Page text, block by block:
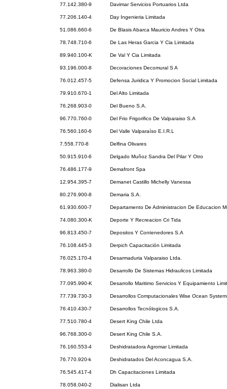
77.142.380-9 Davimar Servicios Portuarios Ltda
77.206.140-4 Day Ingenieria Limitada
51.086.660-6 De Blasis Abarca Mauricio Andres Y Otra
78.748.710-6 De Las Heras Garcia Y Cia Limitada
89.940.100-K De Val Y Cia Limitada
93.196.000-8 Decoraciones Decomural S A
76.012.457-5 Defensa Juridica Y Promocion Social Limitada
79.910.670-1 Del Alto Limitada
76.268.903-0 Del Bueno S.A.
96.770.760-0 Del Frio Frigorifico De Valparaiso S.A
76.560.160-6 Del Valle Valparaíso E.I.R.L
7.558.770-8 Delfina Olivares
50.915.910-6 Delgado Muñoz Sandra Del Pilar Y Otro
76.486.177-9 Demafront Spa
12.954.395-7 Demanet Castillo Michelly Vanessa
80.276.900-8 Demaria S.A.
61.930.600-7 Departamento De Administracion De Educacion
74.080.300-K Deporte Y Recreacion Cri Tida
96.813.450-7 Depositos Y Contenedores S.A
76.108.445-3 Derpich Capacitación Limitada
76.025.170-4 Desarmaduria Valparaiso Ltda.
78.963.380-0 Desarrollo De Sistemas Hidraulicos Limitada
77.095.990-K Desarrollo Maritimo Servicios Y Equipamiento
77.739.730-3 Desarrollos Computacionales Wise Ocean
76.410.430-7 Desarrollos Tecnólogicos S.A.
77.510.780-4 Desert King Chile Ltda
96.768.300-0 Desert King Chile S.A.
76.160.553-4 Deshidratadora Agromar Limitada
76.770.920-k Deshidratados Del Aconcagua S.A.
76.545.417-4 Dh Capacitaciones Limitada
78.058.040-2 Dialisan Ltda